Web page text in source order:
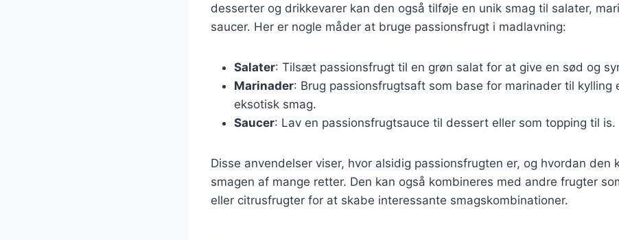
desserter og drikkevarer kan den også tilføje en unik smag til salater,
saucer. Her er nogle måder at bruge passionsfrugt i madlavning:
Salater: Tilsæt passionsfrugt til en grøn salat for at give en sød og
Marinader: Brug passionsfrugtsaft som base for marinader til kylling
eksotisk smag.
Saucer: Lav en passionsfrugtsauce til dessert eller som topping til is.
Disse anvendelser viser, hvor alsidig passionsfrugten er, og hvordan den
smagen af mange retter. Den kan også kombineres med andre frugter
eller citrusfrugter for at skabe interessante smagskombinationer.